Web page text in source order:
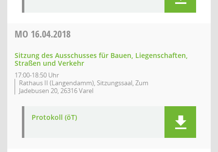
MO 16.04.2018
Sitzung des Ausschusses für Bauen, Liegenschaften,
Straßen und Verkehr
17:00-18:50 Uhr
Rathaus II (Langendamm), Sitzungssaal, Zum
Jadebusen 20, 26316 Varel
Protokoll (öT)